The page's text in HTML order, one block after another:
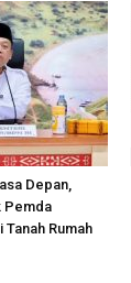
Depan,
Pemda
Rumah